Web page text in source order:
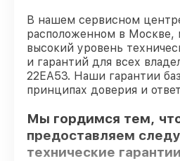
В нашем сервисном
расположенном в Москве,
высокий уровень
и гарантий для всех
22EA53. Наши гарантии
принципах доверия и
Мы гордимся тем,
предоставляем
технические